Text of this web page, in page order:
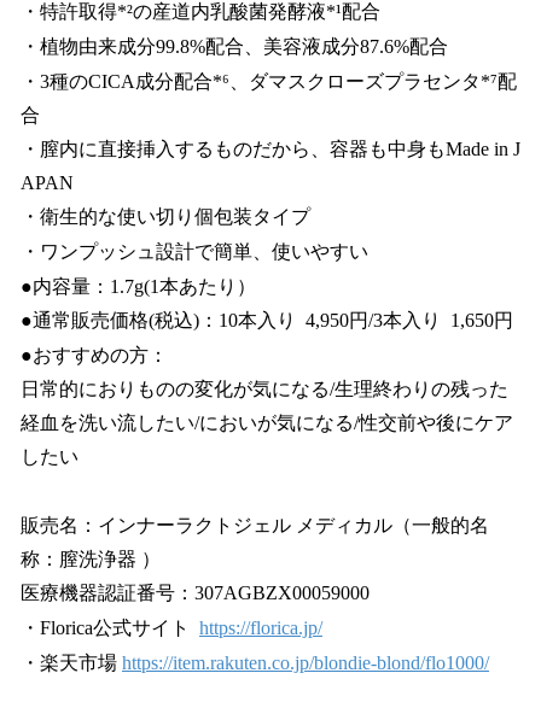
・特許取得*²の産道内乳酸菌発酵液*¹配合
・植物由来成分99.8%配合、美容液成分87.6%配合
・3種のCICA成分配合*⁶、ダマスクローズプラセンタ*⁷配
合
・膣内に直接挿入するものだから、容器も中身もMade in J
APAN
・衛生的な使い切り個包装タイプ
・ワンプッシュ設計で簡単、使いやすい
●内容量：1.7g(1本あたり）
●通常販売価格(税込)：10本入り 4,950円/3本入り 1,650円
●おすすめの方：
日常的におりものの変化が気になる/生理終わりの残った
経血を洗い流したい/においが気になる/性交前や後にケア
したい
販売名：インナーラクトジェル メディカル（一般的名
称：膣洗浄器 ）
医療機器認証番号：307AGBZX00059000
・Florica公式サイト https://florica.jp/
・楽天市場 https://item.rakuten.co.jp/blondie-blond/flo1000/